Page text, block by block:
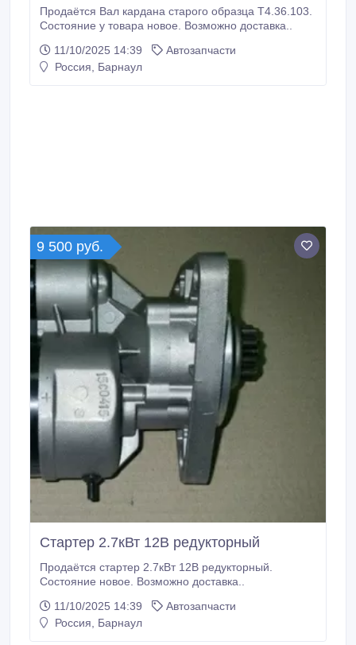
Продаётся Вал кардана старого образца Т4.36.103.
Состояние у товара новое. Возможно доставка..
11/10/2025 14:39
Автозапчасти
Россия, Барнаул
9 500 руб.
Стартер 2.7кВт 12В редукторный
Продаётся стартер 2.7кВт 12В редукторный.
Состояние новое. Возможно доставка..
11/10/2025 14:39
Автозапчасти
Россия, Барнаул